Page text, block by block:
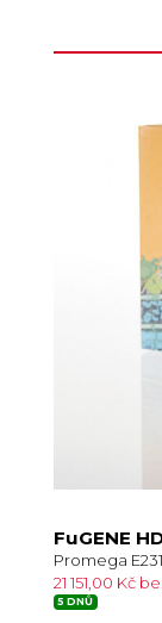
FuGENE
Promega
21 151,00 Kč
5 DNŮ